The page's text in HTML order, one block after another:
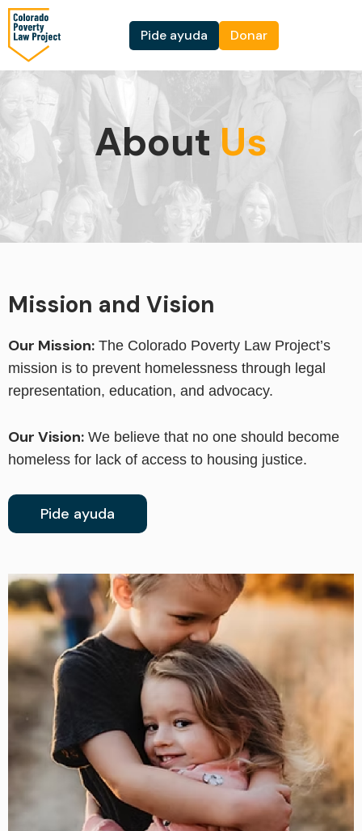
contenido
Pide ayuda Donar
About Us
Mission and Vision
Our Mission: The Colorado Poverty Law Project’s
mission is to prevent homelessness through legal
representation, education, and advocacy.
Our Vision: We believe that no one should become
homeless for lack of access to housing justice.
Pide ayuda